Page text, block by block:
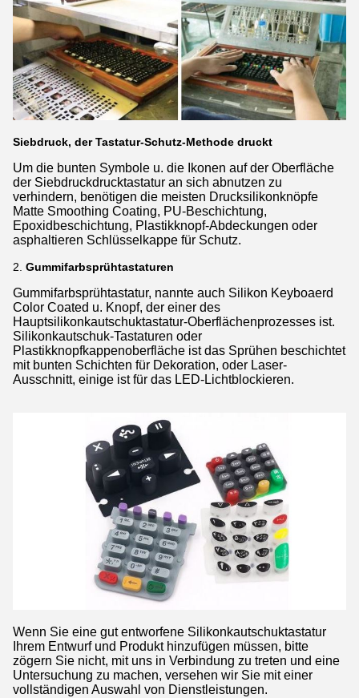
Siebdruck, der Tastatur-Schutz-Methode druckt
Um die bunten Symbole u. die Ikonen auf der Oberfläche
der Siebdruckdrucktastatur an sich abnutzen zu
verhindern, benötigen die meisten Drucksilikonknöpfe
Matte Smoothing Coating, PU-Beschichtung,
Epoxidbeschichtung, Plastikknopf-Abdeckungen oder
asphaltieren Schlüsselkappe für Schutz.
2. Gummifarbsprühtastaturen
Gummifarbsprühtastatur, nannte auch Silikon Keyboaerd
Color Coated u. Knopf, der einer des
Hauptsilikonkautschuktastatur-Oberflächenprozesses ist.
Silikonkautschuk-Tastaturen oder
Plastikknopfkappenoberfläche ist das Sprühen beschichtet
mit bunten Schichten für Dekoration, oder Laser-
Ausschnitt, einige ist für das LED-Lichtblockieren.
Wenn Sie eine gut entworfene Silikonkautschuktastatur
Ihrem Entwurf und Produkt hinzufügen müssen, bitte
zögern Sie nicht, mit uns in Verbindung zu treten und eine
Untersuchung zu machen, versehen wir Sie mit einer
vollständigen Auswahl von Dienstleistungen.